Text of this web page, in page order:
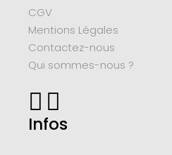
Infos
CGV
Mentions Légales
Contactez-nous
Qui sommes-nous ?